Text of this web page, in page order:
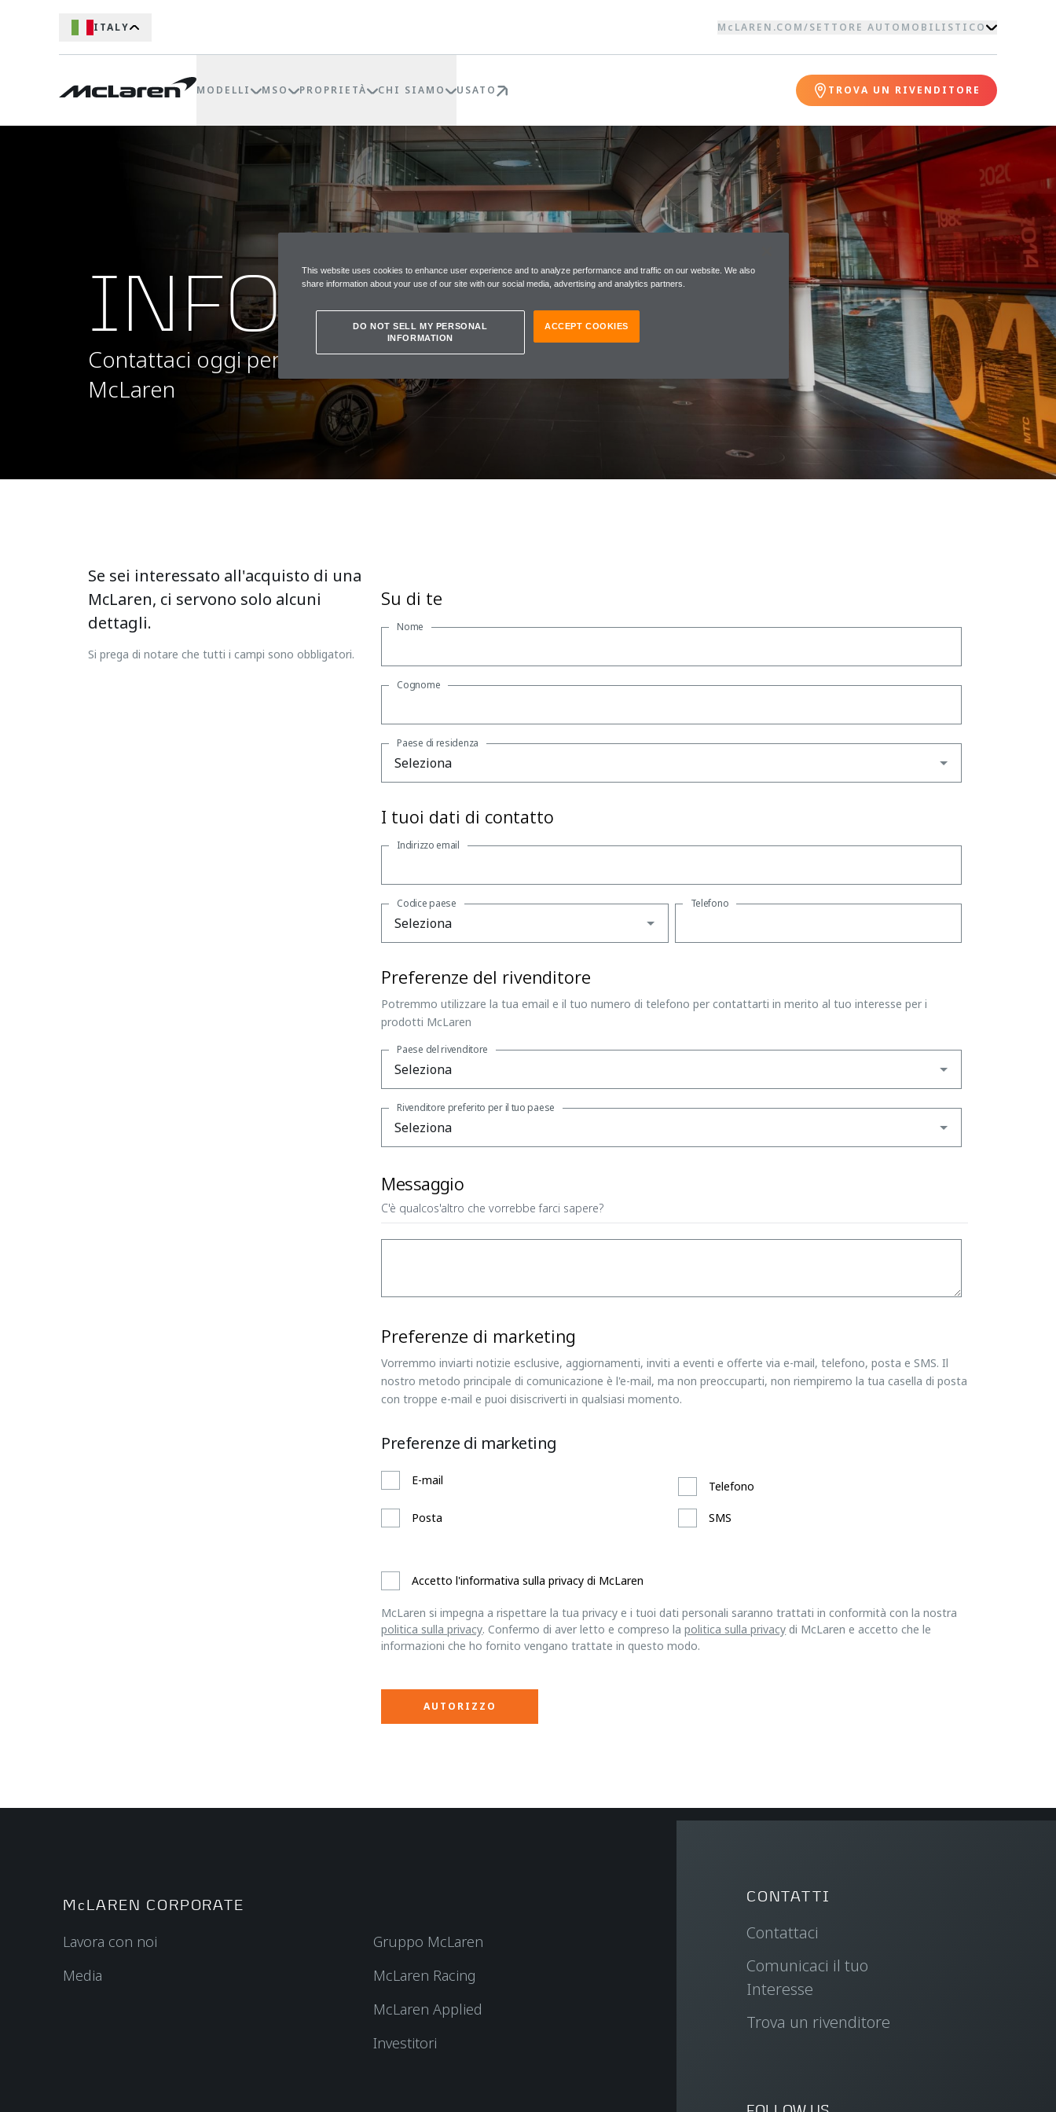
ITALY McLAREN.COM/SETTORE AUTOMOBILISTICO
MODELLI MSO PROPRIETÀ CHI SIAMO USATO TROVA UN RIVENDITORE
INFORMARSI
Contattaci oggi per una consulenza sui modelli
McLaren
Se sei interessato all'acquisto di una
McLaren, ci servono solo alcuni
dettagli.
Si prega di notare che tutti i campi sono obbligatori.
Su di te
Nome
Cognome
Paese di residenza
I tuoi dati di contatto
Indirizzo email
Codice paese Telefono
Preferenze del rivenditore
Potremmo utilizzare la tua email e il tuo numero di telefono per contattarti in merito al tuo interesse per i
prodotti McLaren
Paese del rivenditore
Rivenditore preferito per il tuo paese
Messaggio
C'è qualcos'altro che vorrebbe farci sapere?
Preferenze di marketing
Vorremmo inviarti notizie esclusive, aggiornamenti, inviti a eventi e offerte via e-mail, telefono, posta e SMS. Il
nostro metodo principale di comunicazione è l'e-mail, ma non preoccuparti, non riempiremo la tua casella di posta
con troppe e-mail e puoi disiscriverti in qualsiasi momento.
Preferenze di marketing
E-mail Telefono
Posta SMS
Accetto l'informativa sulla privacy di McLaren
McLaren si impegna a rispettare la tua privacy e i tuoi dati personali saranno trattati in conformità con la nostra
politica sulla privacy. Confermo di aver letto e compreso lapolitica sulla privacy di McLaren e accetto che le
informazioni che ho fornito vengano trattate in questo modo.
McLAREN CORPORATE
Lavora con noi
Media
Gruppo McLaren
McLaren Racing
McLaren Applied
Investitori
CONTATTI
Contattaci
Comunicaci il tuo
Interesse
Trova un rivenditore
This website uses cookies to enhance user experience and to analyze performance and traffic on our website. We also
share information about your use of our site with our social media, advertising and analytics partners.
DO NOT SELL MY PERSONAL
INFORMATION
ACCEPT COOKIES